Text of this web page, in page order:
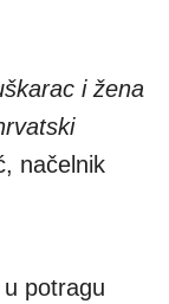
i žena
načelnik
potragu